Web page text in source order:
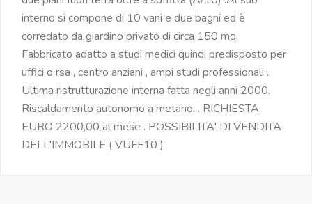
interno si compone di 10 vani e due bagni ed è
corredato da giardino privato di circa 150 mq.
Fabbricato adatto a studi medici quindi predisposto per
uffici o rsa , centro anziani , ampi studi professionali .
Ultima ristrutturazione interna fatta negli anni 2000.
Riscaldamento autonomo a metano. . RICHIESTA
EURO 2200,00 al mese . POSSIBILITA' DI VENDITA
DELL'IMMOBILE ( VUFF10 )